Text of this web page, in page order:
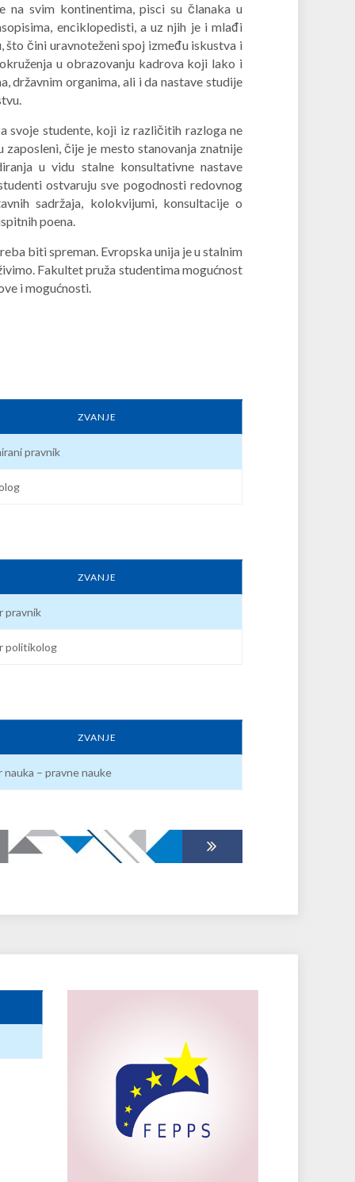
na svim kontinentima, pisci su članaka u
enciklopedisti, a uz njih je i mlađi
čini uravnoteženi spoj između iskustva i
u obrazovanju kadrova koji lako i
državnim organima, ali i da nastave studije
svoje studente, koji iz različitih razloga ne
čije je mesto stanovanja znatnije
u vidu stalne konsultativne nastave
ostvaruju sve pogodnosti redovnog
sadržaja, kolokvijumi, konsultacije o
poena.
biti spreman. Evropska unija je u stalnim
Fakultet pruža studentima mogućnost
i mogućnosti.
ZVANJE
pravnik
ZVANJE
pravnik
politikolog
ZVANJE
nauka – pravne nauke